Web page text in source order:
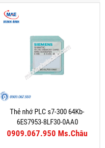
Thẻ nhớ PLC s7-300 64Kb-
6ES7953-8LF30-0AA0
0909.067.950 Ms.Châu